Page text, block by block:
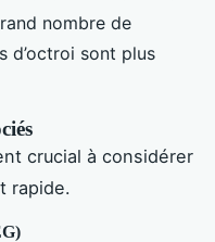
nombre de
d’octroi sont plus
crucial à considérer
rapide.